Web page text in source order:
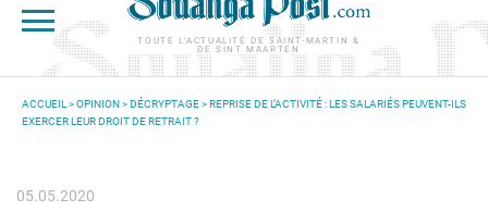
TOUTE L'ACTUALITÉ DE SAINT-MARTIN &
DE SINT MAARTEN
VOUS ÊTES ICI
ACCUEIL >OPINION>DÉCRYPTAGE> REPRISE DE L’ACTIVITÉ : LES SALARIÉS PEUVENT-ILS
EXERCER LEUR DROIT DE RETRAIT ?
05.05.2020